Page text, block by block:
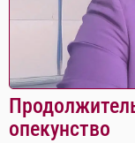
опекунство